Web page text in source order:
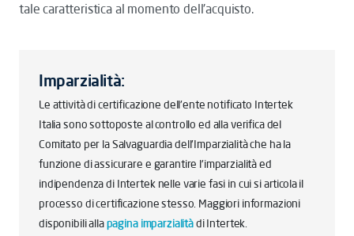
tale caratteristica al momento dell'acquisto.
Imparzialità:
Le attività di certificazione dell'ente notificato Intertek
Italia sono sottoposte al controllo ed alla verifica del
Comitato per la Salvaguardia dell'Imparzialità che ha la
funzione di assicurare e garantire l'imparzialità ed
indipendenza di Intertek nelle varie fasi in cui si articola il
processo di certificazione stesso. Maggiori informazioni
disponibili allapagina imparzialitàdi Intertek.